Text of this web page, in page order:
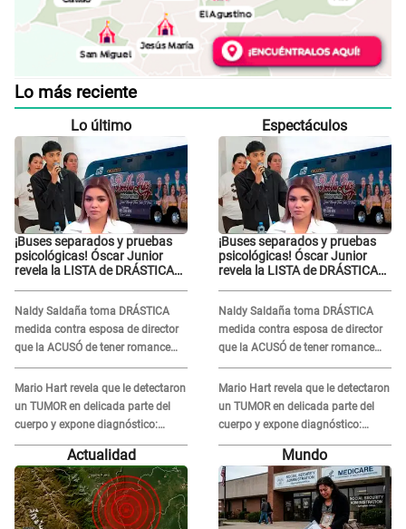
Lo más reciente
Lo último
¡Buses separados y pruebas
psicológicas! Óscar Junior
revela la LISTA de DRÁSTICAS
Naldy Saldaña
Naldy Saldaña toma DRÁSTICA
medida contra esposa de director
que la ACUSÓ de tener romance
con él: "Muy triste..."
Mario Hart revela que le detectaron
un TUMOR en delicada parte del
cuerpo y expone diagnóstico:
"Dolores muy fuertes..."
Espectáculos
¡Buses separados y pruebas
psicológicas! Óscar Junior
revela la LISTA de DRÁSTICAS
Naldy Saldaña
Naldy Saldaña toma DRÁSTICA
medida contra esposa de director
que la ACUSÓ de tener romance
con él: "Muy triste..."
Mario Hart revela que le detectaron
un TUMOR en delicada parte del
cuerpo y expone diagnóstico:
"Dolores muy fuertes..."
Actualidad Mundo